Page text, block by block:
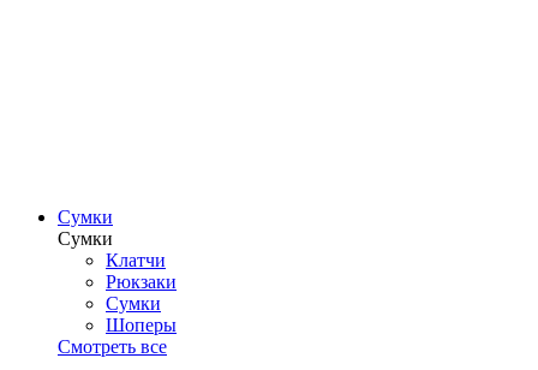
Сумки
Сумки
Клатчи
Рюкзаки
Сумки
Шоперы
Смотреть все